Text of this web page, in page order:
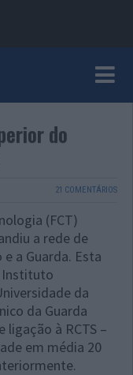
do
21 COMENTÁRIOS
(FCT)
a rede de
a Guarda. Esta
Instituto
da
da Guarda
ligação à RCTS –
em média 20